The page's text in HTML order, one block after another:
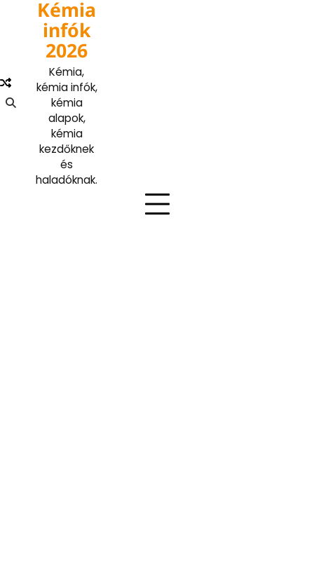
Kémia
infók
2026
Kémia,
kémia infók,
kémia
alapok,
kémia
kezdőknek
és
haladóknak.